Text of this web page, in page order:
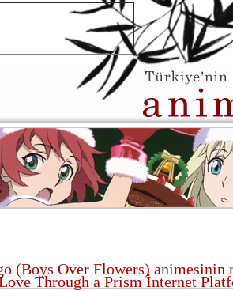
(Boys Over Flowers) animesinin
Through a Prism İnternet